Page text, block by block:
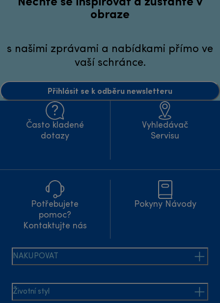
obraze
s našimi zprávami a nabídkami přímo ve
vaší schránce.
Přihlásit se k odběru newsletteru
Často kladené
dotazy
Vyhledávač
Servisu
Potřebujete
pomoc?
Kontaktujte nás
Pokyny Návody
NAKUPOVAT
Životní styl